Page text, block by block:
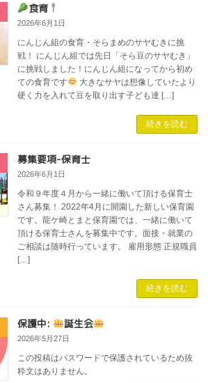
食育
2026年6月1日
にんじん組の食育・そらまめのサヤむきに挑
戦！ にんじん組では先日「そら豆のサヤむき」
に挑戦しました！にんじん組になってから初め
ての食育です
大きなサヤは想像していたより
硬く力を入れて豆を取り出す子ども達 […]
続きを読む
募集要項-保育士
2026年6月1日
令和９年度４月から一緒に働いて頂ける保育士
さん募集！ 2022年4月に開園した新しい保育園
です。龍ケ崎とまと保育園では、一緒に働いて
頂ける保育士さんを募集中です。面接・就業の
ご相談は随時行っています。 雇用形態 正規職員
[…]
続きを読む
保護中: 誕生会
2026年5月27日
この投稿はパスワードで保護されているため抜
粋文はありません。